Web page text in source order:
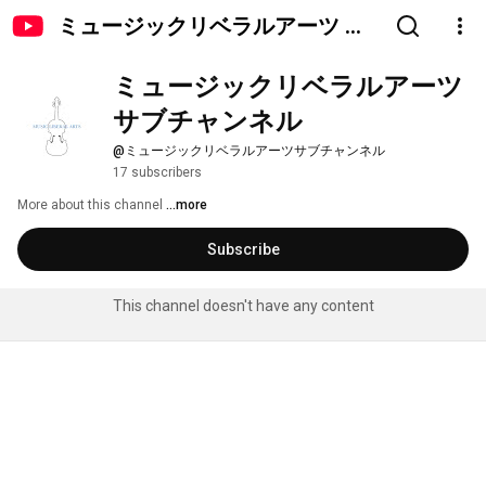
ミュージックリベラルアーツ サ
ミュージックリベラルアーツ
サブチャンネル
@ミュージックリベラルアーツサブチャンネル
17 subscribers
More about this channel ...more
Subscribe
This channel doesn't have any content